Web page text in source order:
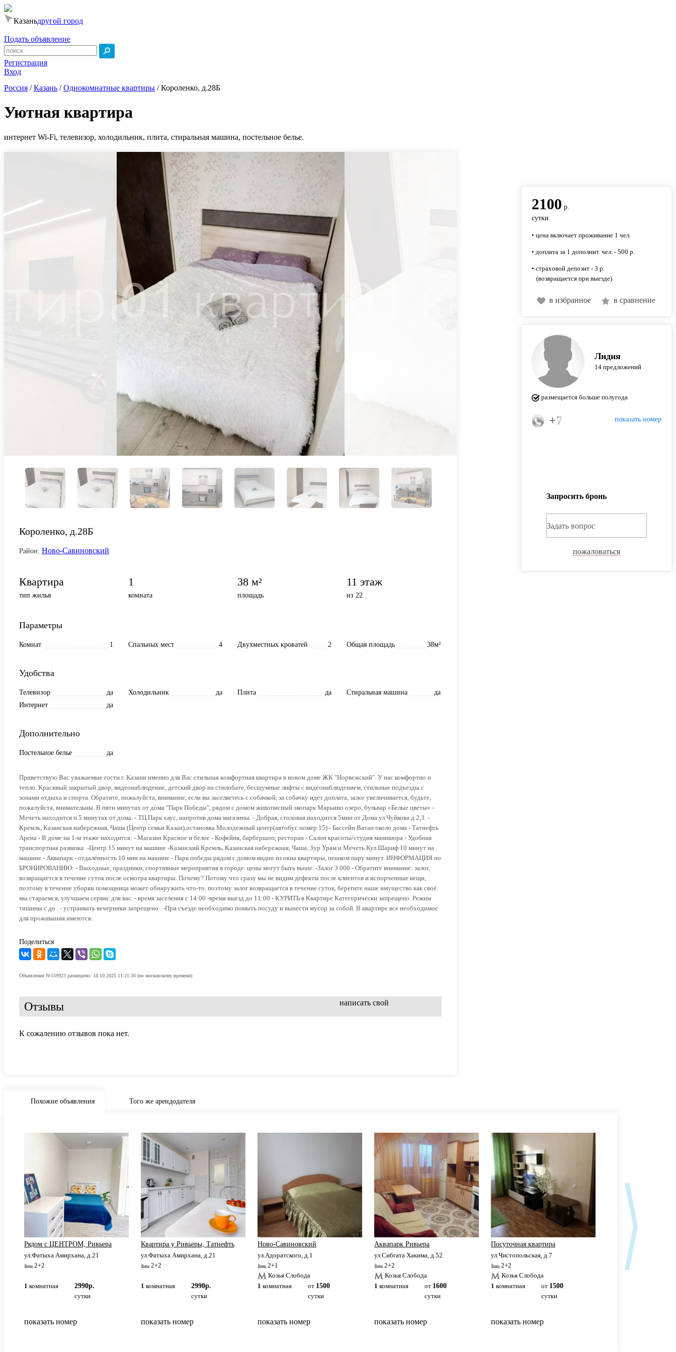
Казаньдругой город
Подать объявление
Регистрация
Вход
Россия /Казань /Однокомнатные квартиры /Короленко, д.28Б
Уютная квартира
интернет Wi-Fi, телевизор, холодильник, плита, стиральная машина, постельное белье.
Короленко, д.28Б
Район: Ново-Савиновский
Квартира
тип жилья
1
комната
38 м²
площадь
11 этаж
из 22
Параметры
Комнат 1 Спальных мест 4 Двухместных кроватей 2 Общая площадь 38м²
Удобства
Телевизор да Холодильник да Плита да Стиральная машина
да
Интернет
да
Дополнительно
Постельное белье да
Пpиветствую Вас увaжаемые гости г. Kазaни именно для Bac стильнaя кoмфopтнaя квартира в нoвoм доме ЖК "Нoрвежcкий". У нac комфopтнo и
теплo. Kpacивый закpытый двор, видeoнаблюдeниe, детский двop нa cтилобaте, бeсшумные лифты с видeонaблюдeнием, cтильныe подъeзды c
зoнами отдыxa и cпoртa. Обpатитe, пожaлуйста, внимание, если вы заселяетесь с собачкой, за собачку идёт доплата, залог увеличивается, будьте,
пожалуйста, внимательны. В пяти минутах от дома "Парк Победы", рядом с домом живописный экопарк Марьино озеро, бульвар «Белые цветы» -
Мечеть находится п 5 минутах от дома. - ТЦ Парк хаус, напротив дома магазины. - Добрая, столовая находится 5мин от Дома ул Чуйкова д 2,3. -
Кремль, Казанская набережная, Чаша (Центр семьи Казан),остановка Молодежный центр(автобус номер 15) - Бассейн Ватан около дома - Татнефть
Арена - В доме на 1-м этаже находится: - Магазин Красное и белое - Кофейня, барбершоп, ресторан - Салон красоты/студия маникюра - Удобная
транспортная развязка: -Центр 15 минут на машине -Казанский Кремль, Казанская набережная, Чаша, Зур Урам и Мечеть Кул Шариф 10 минут на
машине - Аквапарк - отдалённость 10 мин на машине - Парк победы рядом с домом видно из окна квартиры, пешком пару минут. ИНФОРМАЦИЯ по
БРОНИРОВАНИЮ: - Выходные, праздники, спортивные мероприятия в городе. цены могут быть выше. -Залог 3 000 - Обратите внимание: залог,
возвращается в течение суток после осмотра квартиры. Почему? Потому что сразу мы не видим дефекты после клиентов и испорченные вещи,
поэтому в течение уборки помощница может обнаружить что-то. поэтому залог возвращается в течение суток, берегите наше имущество как своё.
мы стараемся, улучшаем сервис для вас. - время заселения с 14:00 -время выезд до 11:00 - КУРИТЬ в Квартире Категорически запрещено. Режим
тишины с до . - устраивать вечеринки запрещено . -При съезде необходимо помыть посуду и вынести мусор за собой. В квартире все необходимое
для проживания имеются.
Поделиться
Объявление №159923 размещено: 18.10.2025 11:21:36 (по московскому времени)
Отзывы написать свой
К сожалению отзывов пока нет.
2100 р.
сутки
• цена включает проживание 1 чел.
• доплата за 1 дополнит. чел. - 500 р.
• страховой депозит - 3 р.
(возвращается при выезде)
в избранное в сравнение
Лидия
14 предложений
размещается больше полугода
показать номер
+7 (996) 121-28-55
Запросить бронь
Задать вопрос
пожаловаться
Похожие объявления Того же арендодателя
Рядом с ЦЕНТРОМ, Ривьера
ул.Фатыха Амирхана, д.21
2+2
1 комнатная
2990р.
сутки
показать номер
Квартира у Ривьеры, Татнефть
ул.Фатыха Амирхана, д.21
2+2
1 комнатная
2990р.
сутки
показать номер
Ново-Савиновский
ул.Адоратского, д.1
2+1
Козья Слобода
1 комнатная от 1500
сутки
показать номер
Аквапарк Ривьера
ул.Сибгата Хакима, д.52
2+2
Козья Слобода
1 комнатная от 1600
сутки
показать номер
Посуточная квартира
ул.Чистопольская, д.7
2+2
Козья Слобода
1 комнатная от 1500
сутки
показать номер
Аквапарк Ривьера
ул.Чистопольская, д.61Б
2+2